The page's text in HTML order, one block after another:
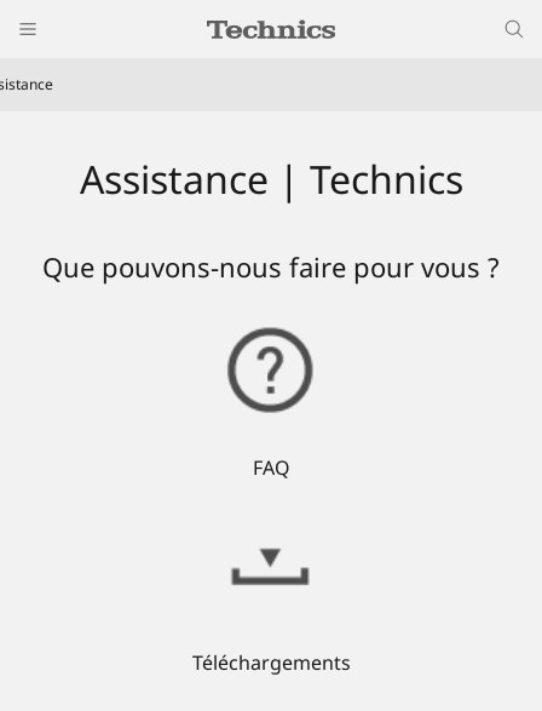
Assistance | Technics
Que pouvons-nous faire pour vous ?
FAQ
Téléchargements